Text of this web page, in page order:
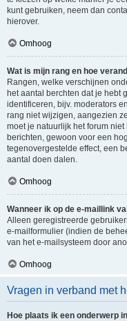
kunt gebruiken, neem dan
hierover.
Omhoog
Wat is mijn rang en hoe
Rangen, welke verschijnen
het aantal berchten dat je hebt
identificeren, bijv. moderators
rang niet wijzigen, aangezien
moet je natuurlijk het forum
berichten, gewoon voor een
tegenovergestelde effect, een
aantal doen dalen.
Omhoog
Wanneer ik op de e-maillink
Alleen geregistreerde
e-mailformulier (indien de
van het e-mailsysteem door
Omhoog
Vragen in verband met
Hoe plaats ik een onderwerp